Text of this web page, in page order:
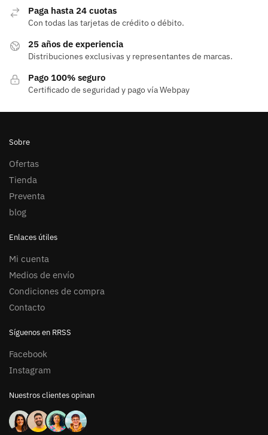
Paga hasta 24 cuotas
Con todas las tarjetas de crédito o débito.
25 años de experiencia
Distribuciones exclusivas y representantes de marcas.
Pago 100% seguro
Certificado de seguridad y pago vía Webpay
Sobre
Ofertas
Tienda
Preventa
blog
Enlaces útiles
Mi cuenta
Medios de envío
Condiciones de compra
Contacto
Síguenos en RRSS
Facebook
Instagram
Nuestros clientes opinan